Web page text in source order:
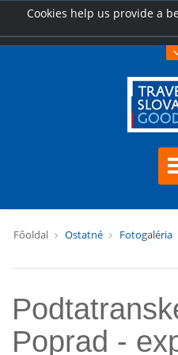
Cookies help us provide a
Főoldal Ostatné Fotogaléria
Poprad -